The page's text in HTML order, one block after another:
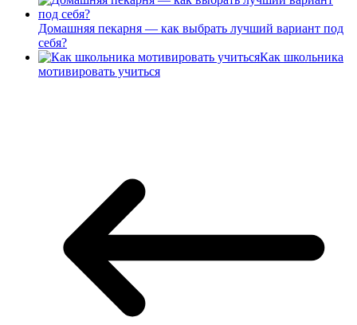
Домашняя пекарня — как выбрать лучший вариант под
себя?
Как школьника
мотивировать учиться